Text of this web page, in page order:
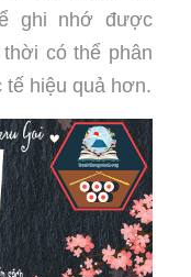
ghi nhớ được
có thể phân
tế hiệu quả hơn.